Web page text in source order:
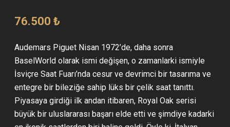
76.500₺
Audemars Piguet Nisan 1972’de, daha sonra
BaselWorld olarak ismi değişen, o zamanlarki ismiyle
İsviçre Saat Fuarı’nda cesur ve devrimci bir tasarıma ve
entegre bir bileziğe sahip lüks bir çelik saat tanıttı.
Piyasaya girdiği ilk andan itibaren, Royal Oak serisi
büyük bir uluslararası başarı elde etti ve şimdiye kadarki